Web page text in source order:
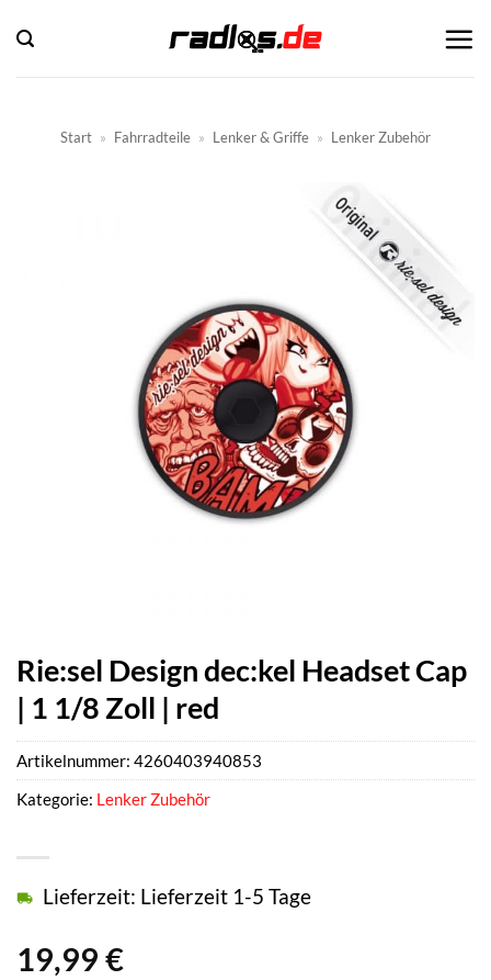
Inhalt
springen
Start » Fahrradteile » Lenker & Griffe » Lenker Zubehör
Rie:sel Design dec:kel Headset Cap
| 1 1/8 Zoll | red
19,99 €
Lieferzeit: Lieferzeit 1-5 Tage
Artikelnummer: 4260403940853
Kategorie: Lenker Zubehör